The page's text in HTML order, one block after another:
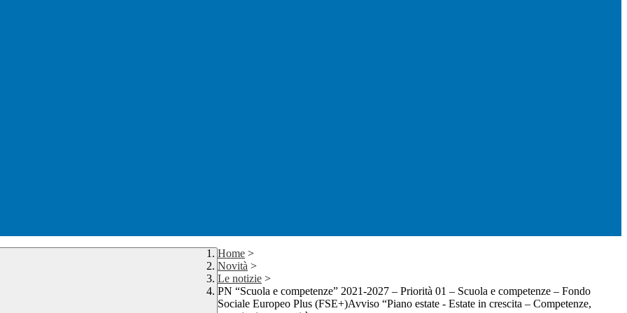
Home >
Novità >
Le notizie >
PN “Scuola e competenze” 2021-2027 – Priorità 01 – Scuola e competenze – Fondo
Sociale Europeo Plus (FSE+)Avviso “Piano estate - Estate in crescita – Competenze,